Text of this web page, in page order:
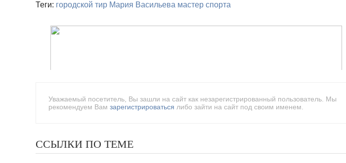
Теги: городской тир Мария Васильева мастер спорта
Уважаемый посетитель, Вы зашли на сайт как незарегистрированный пользователь. Мы
рекомендуем Вам зарегистрироваться либо зайти на сайт под своим именем.
ССЫЛКИ ПО ТЕМЕ